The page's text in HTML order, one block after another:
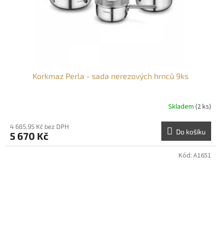
Korkmaz Perla - sada nerezových hrnců 9ks
Skladem (2 ks)
4 685,95 Kč bez DPH
5 670 Kč Do košíku
Kód: A1651